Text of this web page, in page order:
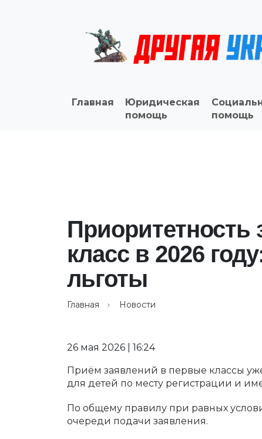
Главная
Юридическая
помощь
помощь
Приоритетность
класс в 2026
льготы
Главная Новости
26 мая 2026 | 16:24
Приём заявлений в первые классы
для детей по месту регистрации и
По общему правилу при равных
очереди подачи заявления.